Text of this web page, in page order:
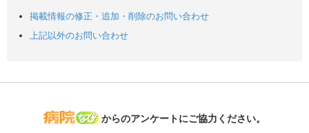
掲載情報の修正・追加・削除のお問い合わせ
上記以外のお問い合わせ
病院なび
からのアンケートにご協力ください。